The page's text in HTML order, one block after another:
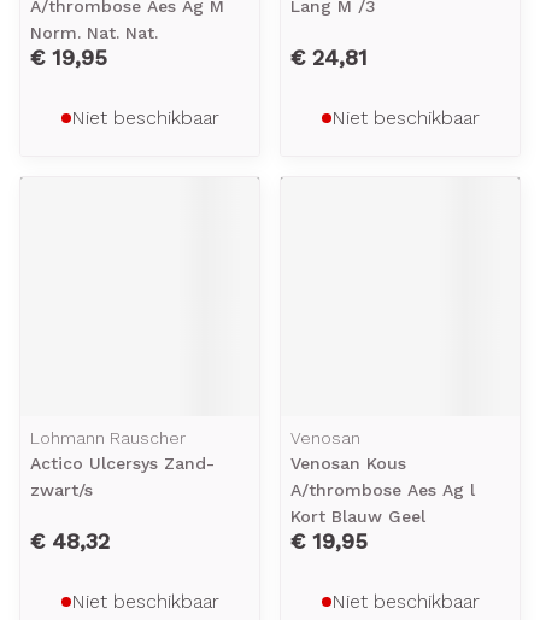
A/thrombose Aes Ag M
Norm. Nat. Nat.
€ 19,95
Niet beschikbaar
Lang M /3
€ 24,81
Niet beschikbaar
Lohmann Rauscher
Actico Ulcersys Zand-
zwart/s
€ 48,32
Niet beschikbaar
Venosan
Venosan Kous
A/thrombose Aes Ag l
Kort Blauw Geel
€ 19,95
Niet beschikbaar